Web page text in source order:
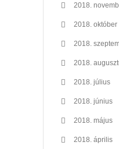
2018.
2018. október
2018.
2018.
2018. július
2018. június
2018. május
2018. április